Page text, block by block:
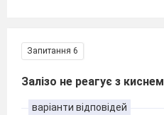
Запитання 6
Залізо не реагує з киснем
варіанти відповідей